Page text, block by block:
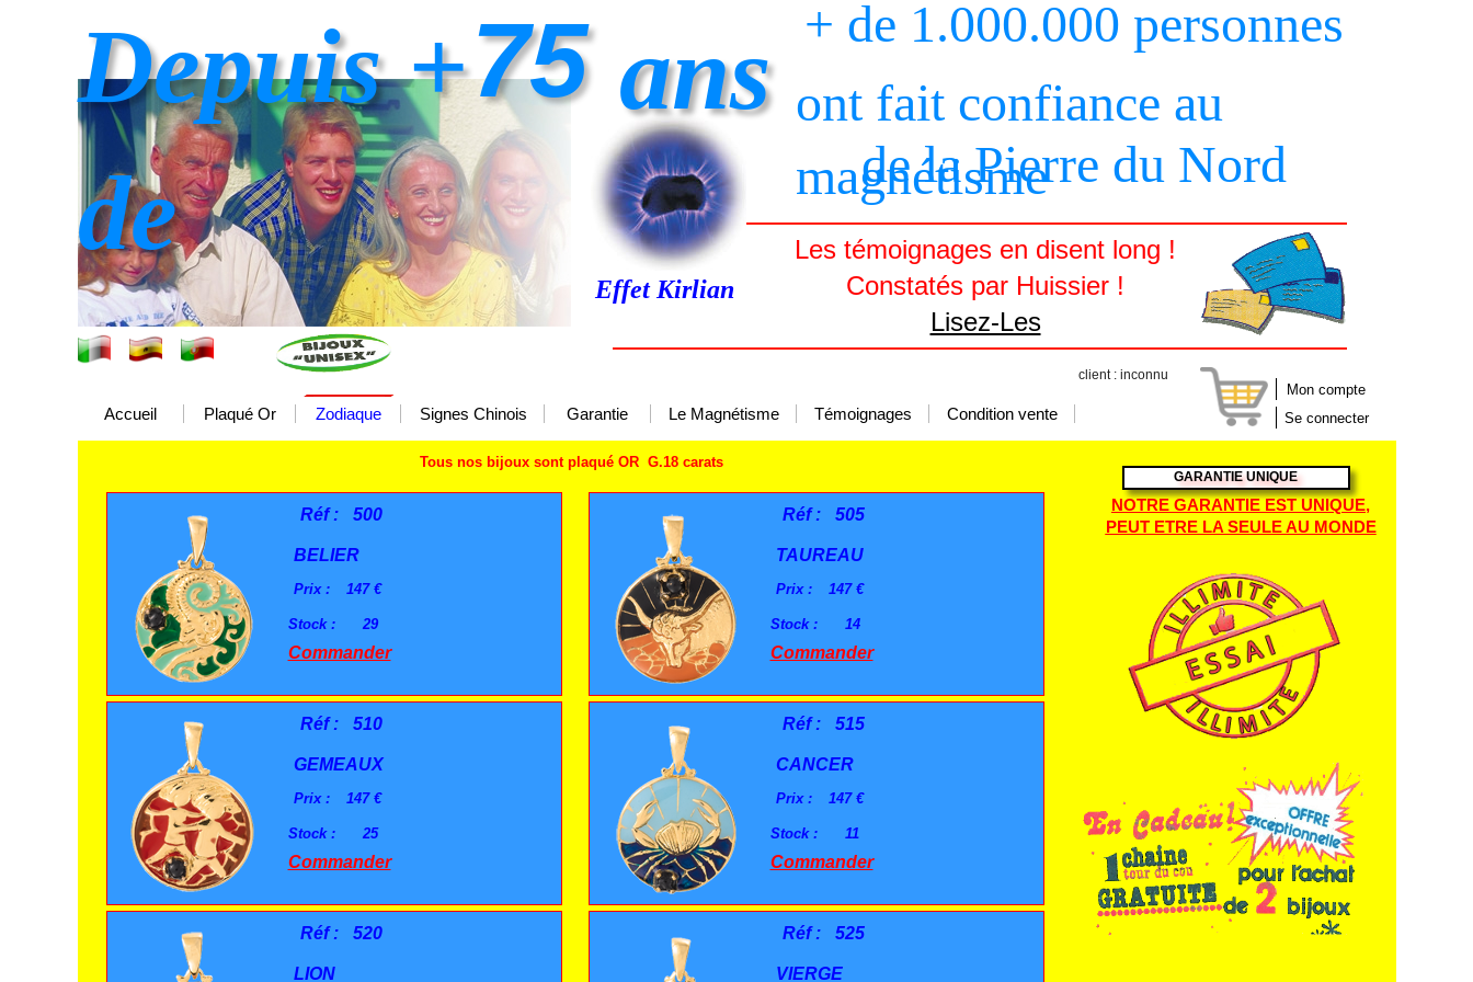
Effet Kirlian
Les témoignages en disent long !
Constatés par Huissier !
Lisez-Les
Mon compte
Se connecter
client : inconnu
ans
Accueil Plaqué Or Zodiaque Signes Chinois Garantie Le Magnétisme Témoignages Condition vente
75 + de 1.000.000 personnes
de la Pierre du Nord
ont fait confiance au
magnétisme
Depuis +
de
Tous nos bijoux sont plaqué OR G.18 carats
Réf : 500
BELIER
Prix : 147 €
Stock : 29
Commander
Réf : 505
TAUREAU
Prix : 147 €
Stock : 14
Commander
Réf : 510
GEMEAUX
Prix : 147 €
Stock : 25
Commander
Réf : 515
CANCER
Prix : 147 €
Stock : 11
Commander
Réf : 520
LION
Réf : 525
VIERGE
NOTRE GARANTIE EST UNIQUE,
PEUT ETRE LA SEULE AU MONDE
GARANTIE UNIQUE